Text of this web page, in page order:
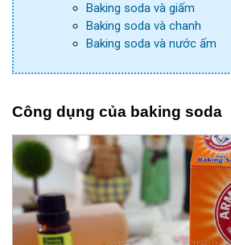
Baking soda và giấm
Baking soda và chanh
Baking soda và nước ấm
Công dụng của baking soda